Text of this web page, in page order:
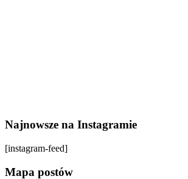
Najnowsze na Instagramie
[instagram-feed]
Mapa postów